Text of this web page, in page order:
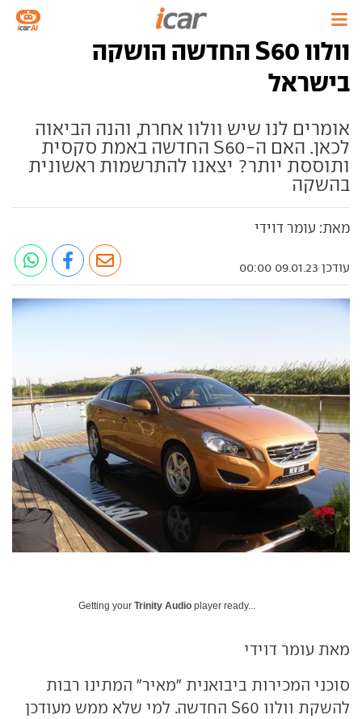
וולוו S60 החדשה הושקה
בישראל
אומרים לנו שיש וולוו אחרת, והנה הביאוה
לכאן. האם ה-S60 החדשה באמת סקסית
ותוססת יותר? יצאנו להתרשמות ראשונית
בהשקה
מאת: עומר דוידי
עודכן 09.01.23 00:00
Getting your Trinity Audio player ready...
מאת עומר דוידי
סוכני המכירות ביבואנית "מאיר" המתינו רבות
להשקת וולוו S60
החדשה. למי שלא ממש מעודכן